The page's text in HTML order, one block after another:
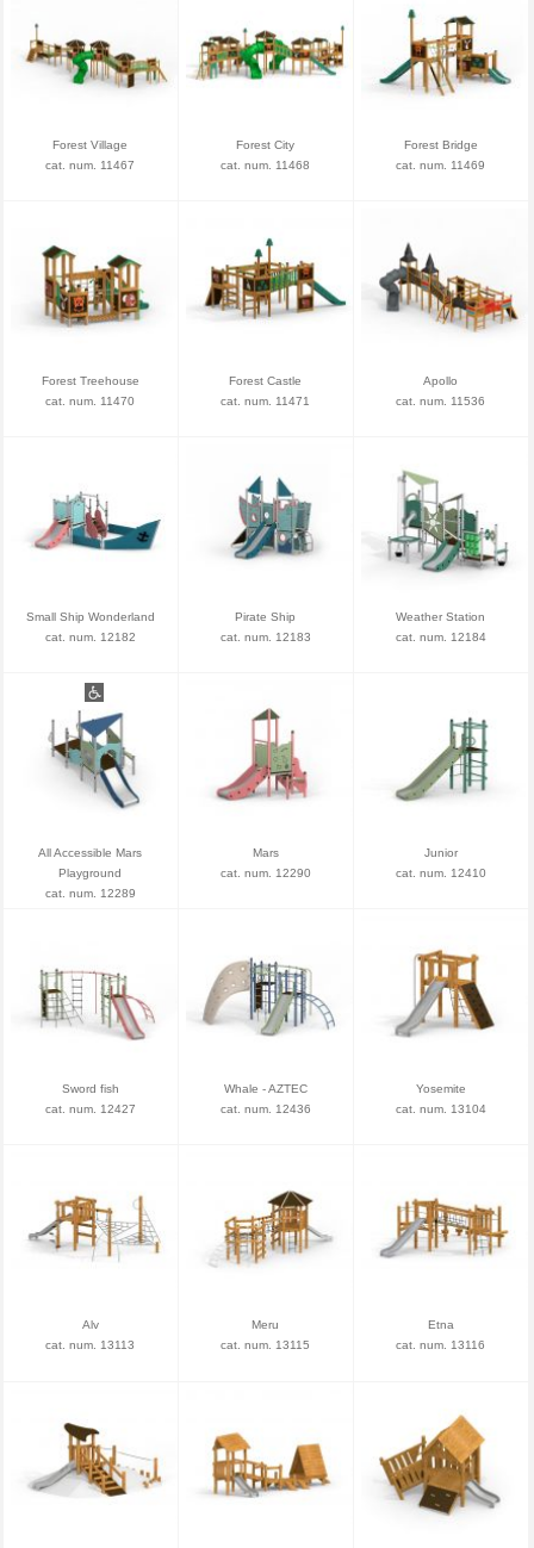
Forest Village
cat. num. 11467
Forest City
cat. num. 11468
Forest Bridge
cat. num. 11469
Forest Treehouse
cat. num. 11470
Forest Castle
cat. num. 11471
Apollo
cat. num. 11536
Small Ship Wonderland
cat. num. 12182
Pirate Ship
cat. num. 12183
Weather Station
cat. num. 12184
All Accessible Mars
Playground
cat. num. 12289
Mars
cat. num. 12290
Junior
cat. num. 12410
Sword fish
cat. num. 12427
Whale - AZTEC
cat. num. 12436
Yosemite
cat. num. 13104
Alv
cat. num. 13113
Meru
cat. num. 13115
Etna
cat. num. 13116